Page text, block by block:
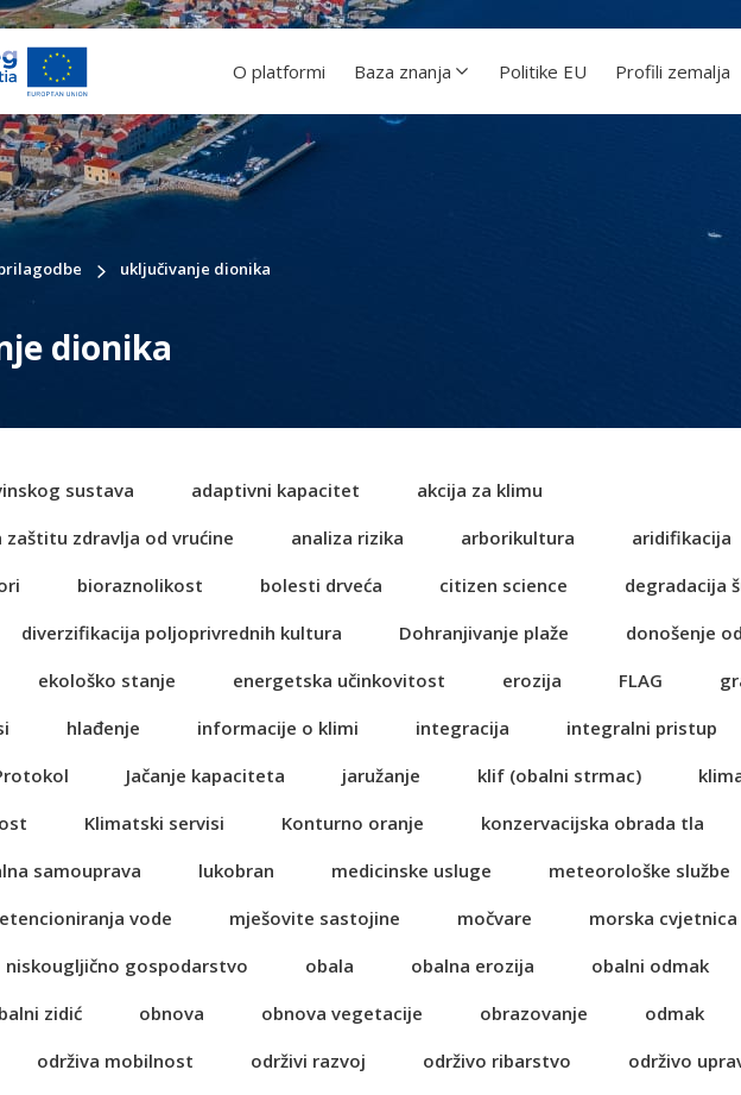
O platformi Baza znanja Politike EU Profili zemalja
uključivanje dionika
dionika
sustava adaptivni kapacitet
akcija za klimu
zaštitu zdravlja od vrućine
analiza rizika arborikultura aridifikacija
bioraznolikost bolesti drveća citizen science degradacija
diverzifikacija poljoprivrednih kultura Dohranjivanje plaže
donošenje
ekološko stanje energetska učinkovitost erozija FLAG
hlađenje informacije o klimi integracija integralni pristup
Jačanje kapaciteta jaružanje klif (obalni strmac)
Klimatski servisi Konturno oranje konzervacijska obrada tla
samouprava lukobran medicinske usluge
meteorološke službe
vode
mješovite sastojine močvare morska cvjetnica
niskougljično gospodarstvo obala obalna erozija obalni odmak
zidić obnova obnova vegetacije obrazovanje odmak
održiva mobilnost održivi razvoj održivo ribarstvo
održivo